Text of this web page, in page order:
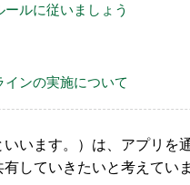
ルに従いましょう
ンの実施について
います。）は、アプリを
していきたいと考えていま